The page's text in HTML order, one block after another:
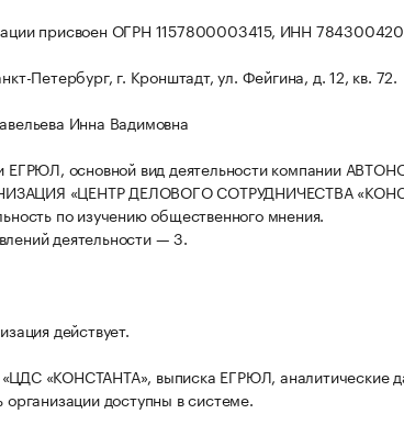
присвоен ОГРН 1157800003415, ИНН
Петербург, г. Кронштадт, ул. Фейгина, д. 12, кв. 72.
Инна Вадимовна
ЕГРЮЛ, основной вид деятельности компании
«ЦЕНТР ДЕЛОВОГО СОТРУДНИЧЕСТВА
по изучению общественного мнения.
деятельности — 3.
действует.
«КОНСТАНТА», выписка ЕГРЮЛ, аналитические
организации доступны в системе.